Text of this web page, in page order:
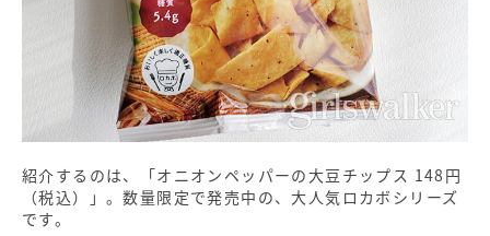
紹介するのは、「オニオンペッパーの大豆チップス 148円
（税込）」。数量限定で発売中の、大人気ロカボシリーズ
です。